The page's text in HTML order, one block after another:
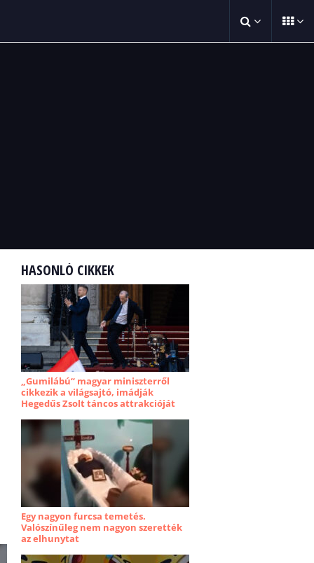
HASONLÓ CIKKEK
„Gumilábú“ magyar miniszterről
cikkezik a világsajtó, imádják
Hegedűs Zsolt táncos attrakcióját
Egy nagyon furcsa temetés.
Valószínűleg nem nagyon szerették
az elhunytat